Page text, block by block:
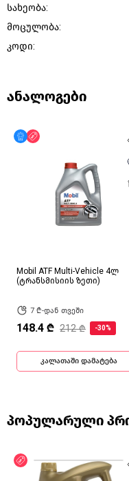
სახეობა:
მოცულობა:
კოდი:
ანალოგები
მხოლოდ ონლაინ
Mobil ATF Multi-Vehicle 4ლ
(ტრანსმისიის ზეთი)
7 ₾-დან თვეში
148.4 ₾ 212 ₾ -30%
კალათაში დამატება
პოპულარული
ფასდაკლება